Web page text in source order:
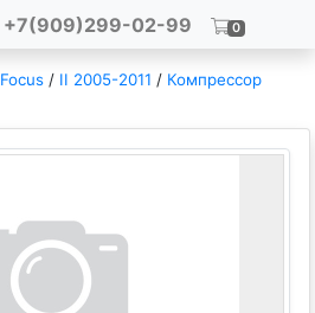
+7(909)299-02-99 0
Focus / II 2005-2011 / Компрессор